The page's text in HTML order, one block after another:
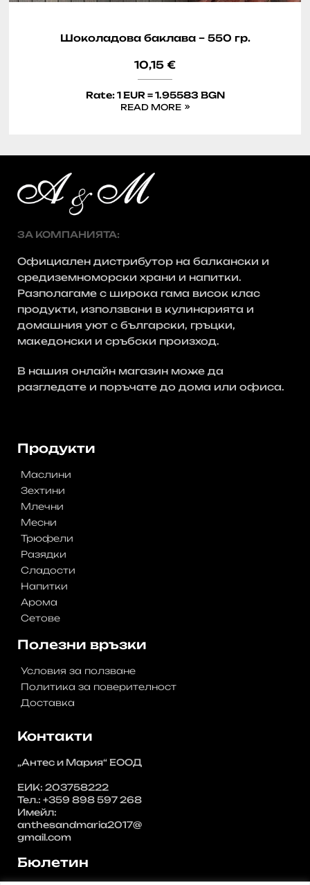
Шоколадова баклава – 550 гр.
10,15 €
Rate: 1 EUR = 1.95583 BGN
READ MORE
ЗА КОМПАНИЯТА:
Официален дистрибутор на балкански и
средиземноморски храни и напитки.
Разполагаме с широка гама висок клас
продукти, използвани в кулинарията и
домашния уют с български, гръцки,
македонски и сръбски произход.
В нашия онлайн магазин може да
разгледате и поръчате до дома или офиса.
Продукти
Маслини
Зехтини
Млечни
Месни
Трюфели
Разядки
Сладости
Напитки
Арома
Сетове
Полезни връзки
Условия за ползване
Политика за поверителност
Доставка
Контакти
„Антес и Мария“ ЕООД
ЕИК: 203758222
Тел.: +359 898 597 268
Имейл:
anthesandmaria2017@
gmail.com
Бюлетин